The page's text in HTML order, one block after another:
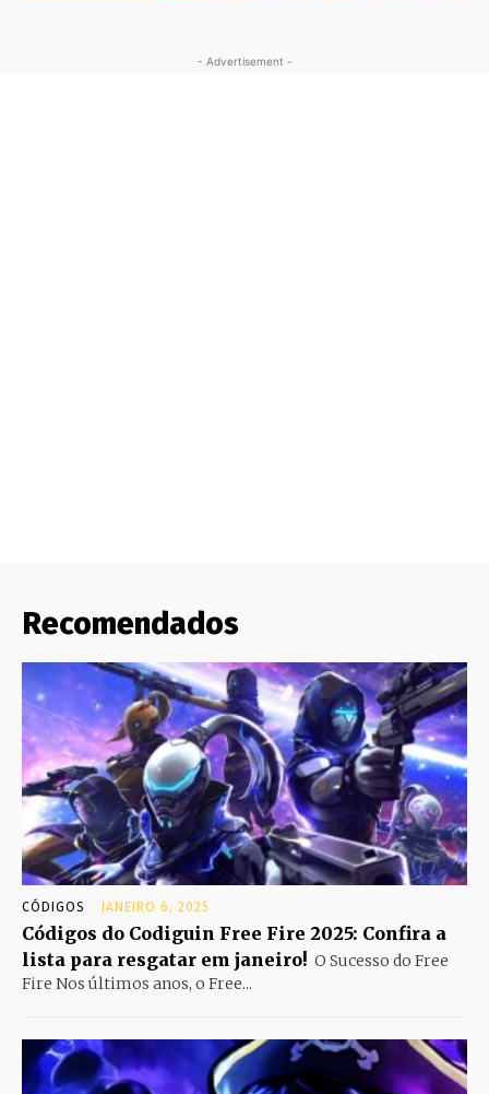
- Advertisement -
Recomendados
CÓDIGOS JANEIRO 6, 2025
Códigos do Codiguin Free Fire 2025: Confira a
lista para resgatar em janeiro! O Sucesso do Free
Fire Nos últimos anos, o Free...